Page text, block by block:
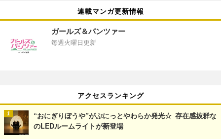
連載マンガ更新情報
ガールズ＆パンツァー
毎週火曜日更新
アクセスランキング
“おにぎりぼうや”がぷにっとやわらか発光☆ 存在感抜群な
のLEDルームライトが新登場